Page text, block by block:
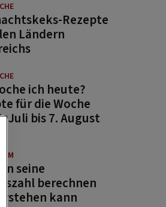
Rezepte
Ländern
ich heute?
für die Woche
Juli bis 7. August
seine
berechnen
kann